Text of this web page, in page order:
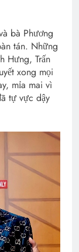
bà Phương
tán. Những
Hưng, Trấn
xong mọi
mỉa mai vì
tự vực dậy